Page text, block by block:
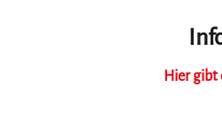
Hier gibt